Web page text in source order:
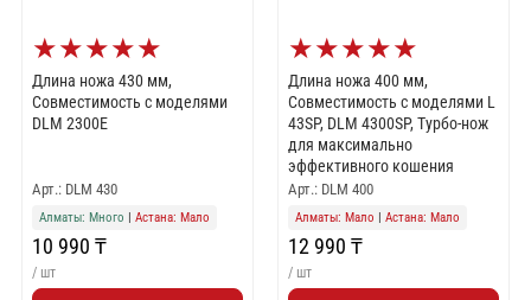
★★★★★
Длина ножа 430 мм,
Совместимость с моделями
DLM 2300E
Арт.: DLM 430
Алматы: Много | Астана: Мало
10 990 ₸
/ шт
★★★★★
Длина ножа 400 мм,
Совместимость с моделями L
43SP, DLM 4300SP, Турбо-нож
для максимально
эффективного кошения
Арт.: DLM 400
Алматы: Мало | Астана: Мало
12 990 ₸
/ шт